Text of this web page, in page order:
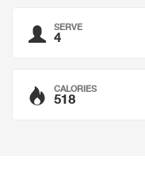
SERVE
4
CALORIES
518